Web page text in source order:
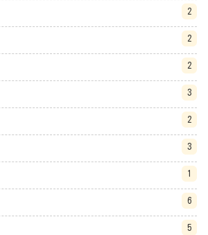
2
2
2
3
2
3
1
6
5